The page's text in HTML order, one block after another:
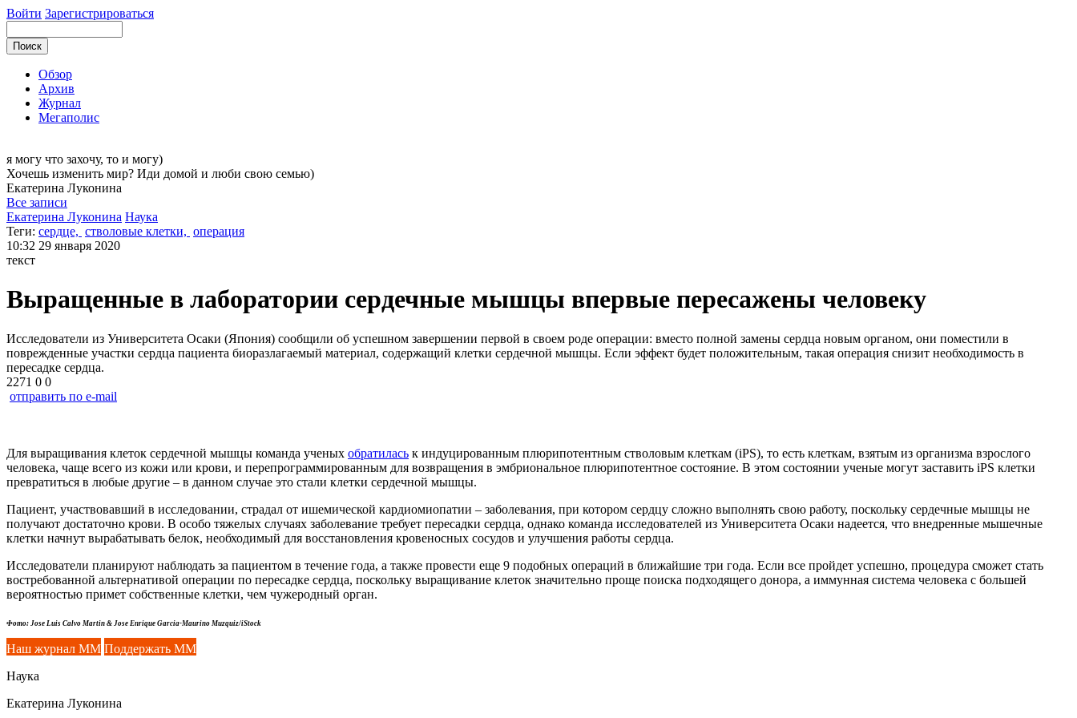
Войти Зарегистрироваться
Обзор
Архив
Журнал
Мегаполис
я могу что захочу, то и могу)
Хочешь изменить мир? Иди домой и люби свою семью)
Екатерина Луконина
Все записи
Екатерина Луконина Наука
Теги: сердце, стволовые клетки, операция
10:32 29 января 2020
текст
Выращенные в лаборатории сердечные мышцы впервые пересажены человеку
Исследователи из Университета Осаки (Япония) сообщили об успешном завершении первой в своем роде операции: вместо полной замены сердца новым органом, они поместили в
поврежденные участки сердца пациента биоразлагаемый материал, содержащий клетки сердечной мышцы. Если эффект будет положительным, такая операция снизит необходимость в
пересадке сердца.
2271 0 0
отправить по e-mail
Для выращивания клеток сердечной мышцы команда ученых обратилась к индуцированным плюрипотентным стволовым клеткам (iPS), то есть клеткам, взятым из организма взрослого
человека, чаще всего из кожи или крови, и перепрограммированным для возвращения в эмбриональное плюрипотентное состояние. В этом состоянии ученые могут заставить iPS клетки
превратиться в любые другие – в данном случае это стали клетки сердечной мышцы.
Пациент, участвовавший в исследовании, страдал от ишемической кардиомиопатии – заболевания, при котором сердцу сложно выполнять свою работу, поскольку сердечные мышцы не
получают достаточно крови. В особо тяжелых случаях заболевание требует пересадки сердца, однако команда исследователей из Университета Осаки надеется, что внедренные мышечные
клетки начнут вырабатывать белок, необходимый для восстановления кровеносных сосудов и улучшения работы сердца.
Исследователи планируют наблюдать за пациентом в течение года, а также провести еще 9 подобных операций в ближайшие три года. Если все пройдет успешно, процедура сможет стать
востребованной альтернативой операции по пересадке сердца, поскольку выращивание клеток значительно проще поиска подходящего донора, а иммунная система человека с большей
вероятностью примет собственные клетки, чем чужеродный орган.
Фото: Jose Luis Calvo Martin & Jose Enrique Garcia-Maurino Muzquiz/iStock
Наш журнал ММ Поддержать ММ
Наука
Екатерина Луконина